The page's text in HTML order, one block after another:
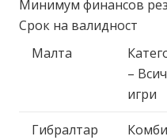
Минимум финансов
Срок на валидност
Малта
–
игри
Гибралтар